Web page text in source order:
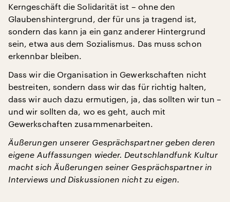
Kerngeschäft die Solidarität ist – ohne den
Glaubenshintergrund, der für uns ja tragend ist,
sondern das kann ja ein ganz anderer Hintergrund
sein, etwa aus dem Sozialismus. Das muss schon
erkennbar bleiben.
Dass wir die Organisation in Gewerkschaften nicht
bestreiten, sondern dass wir das für richtig halten,
dass wir auch dazu ermutigen, ja, das sollten wir tun –
und wir sollten da, wo es geht, auch mit
Gewerkschaften zusammenarbeiten.
Äußerungen unserer Gesprächspartner geben deren
eigene Auffassungen wieder. Deutschlandfunk Kultur
macht sich Äußerungen seiner Gesprächspartner in
Interviews und Diskussionen nicht zu eigen.